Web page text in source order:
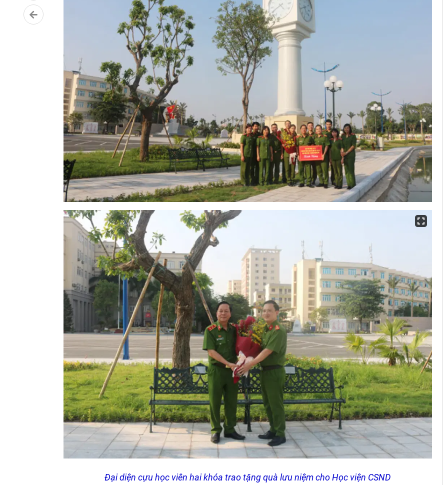
Đại diện cựu học viên hai khóa trao tặng quà lưu niệm cho Học viện CSND